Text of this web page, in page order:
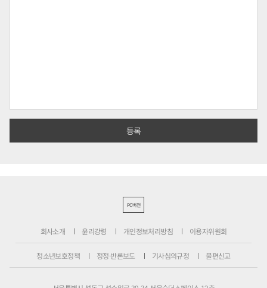
PC버전
회사소개 윤리강령 개인정보처리방침 이용자위원회
청소년보호정책 정정·반론보도 기사심의규정 불편신고